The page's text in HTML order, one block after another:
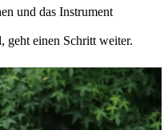
und das Instrument
einen Schritt weiter.